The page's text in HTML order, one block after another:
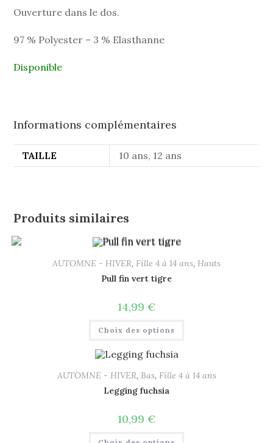
Ouverture dans le dos.
97 % Polyester – 3 % Elasthanne
Disponible
Informations complémentaires
TAILLE 10 ans, 12 ans
Produits similaires
AUTOMNE - HIVER, Fille 4 à 14 ans, Hauts
Pull fin vert tigre
14,99 €
Choix des options
AUTOMNE - HIVER, Bas, Fille 4 à 14 ans
Legging fuchsia
10,99 €